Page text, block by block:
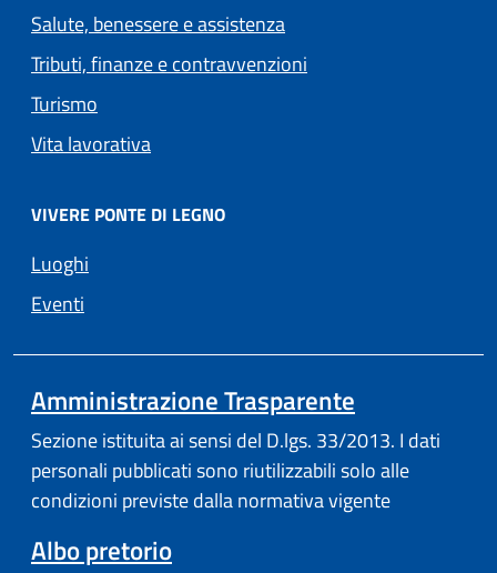
Salute, benessere e assistenza
Tributi, finanze e contravvenzioni
Turismo
Vita lavorativa
VIVERE PONTE DI LEGNO
Luoghi
Eventi
Amministrazione Trasparente
Sezione istituita ai sensi del D.lgs. 33/2013. I dati
personali pubblicati sono riutilizzabili solo alle
condizioni previste dalla normativa vigente
Albo pretorio